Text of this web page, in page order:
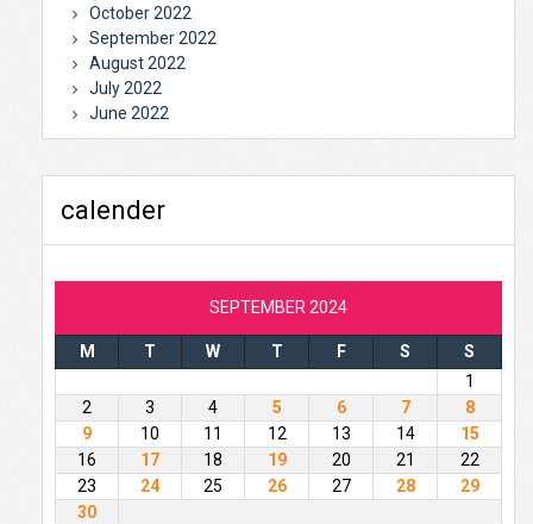
October 2022
September 2022
August 2022
July 2022
June 2022
calender
SEPTEMBER 2024
M T W T F S
S
1
2
3 4 5 6 7
8
9
10 11 12 13 14
15
16
17 18 19 20 21
22
23
24 25 26 27 28
29
30